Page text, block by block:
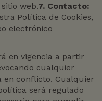
web.7. Contacto:
Política de Cookies,
electrónico
en vigencia a partir
cualquier
en conflicto. Cualquier
será regulado